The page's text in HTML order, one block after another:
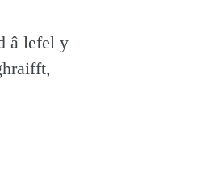
â lefel y